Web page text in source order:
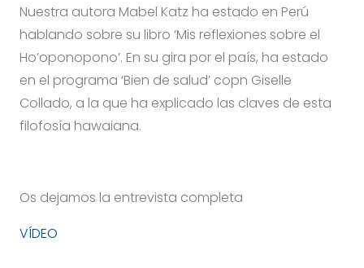
Nuestra autora Mabel Katz ha estado en Perú
hablando sobre su libro ‘Mis reflexiones sobre el
Ho’oponopono’. En su gira por el país, ha estado
en el programa ‘Bien de salud’ copn Giselle
Collado, a la que ha explicado las claves de esta
filofosía hawaiana.
Os dejamos la entrevista completa
VÍDEO